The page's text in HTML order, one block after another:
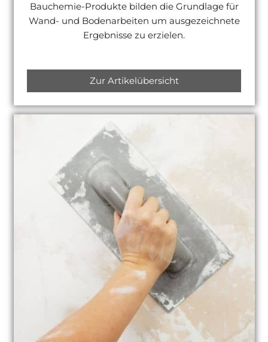
Bauchemie-Produkte bilden die Grundlage für
Wand- und Bodenarbeiten um ausgezeichnete
Ergebnisse zu erzielen.
Zur Artikelübersicht